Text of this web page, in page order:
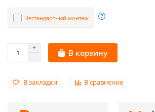
Нестандартный монтаж
В корзину
В закладки В сравнение